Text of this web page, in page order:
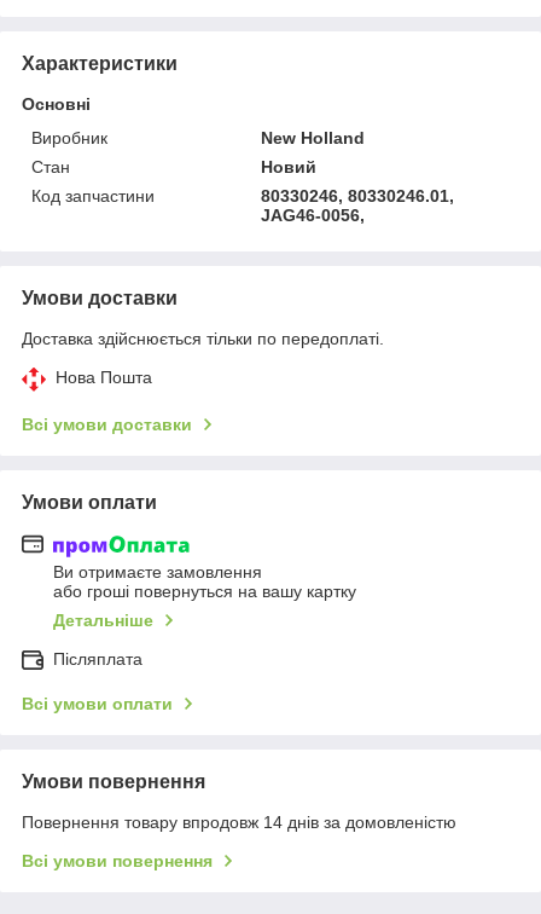
Характеристики
Основні
Виробник
New Holland
Стан
Новий
Код запчастини
80330246, 80330246.01,
JAG46-0056,
Умови доставки
Доставка здійснюється тільки по передоплаті.
Нова Пошта
Всі умови доставки
Умови оплати
Ви отримаєте замовлення
або гроші повернуться на вашу картку
Детальніше
Післяплата
Всі умови оплати
Умови повернення
Повернення товару впродовж 14 днів за домовленістю
Всі умови повернення